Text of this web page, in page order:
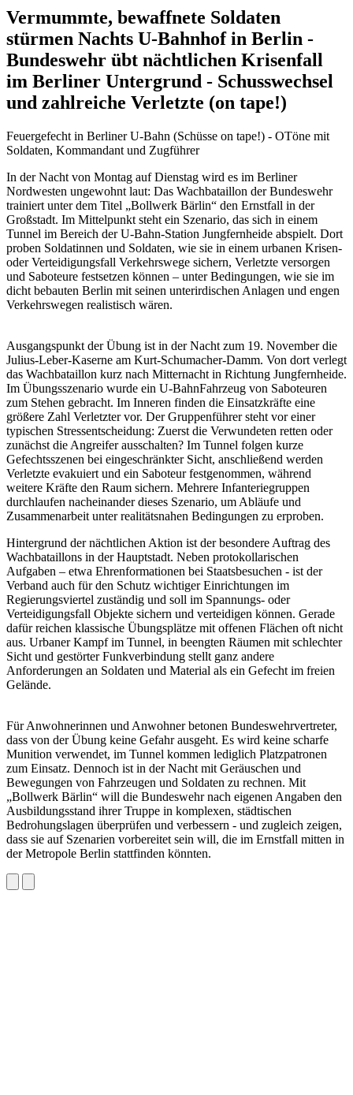
Vermummte, bewaffnete Soldaten
stürmen Nachts U-Bahnhof in Berlin -
Bundeswehr übt nächtlichen Krisenfall
im Berliner Untergrund - Schusswechsel
und zahlreiche Verletzte (on tape!)
Feuergefecht in Berliner U-Bahn (Schüsse on tape!) - OTöne mit
Soldaten, Kommandant und Zugführer
In der Nacht von Montag auf Dienstag wird es im Berliner
Nordwesten ungewohnt laut: Das Wachbataillon der Bundeswehr
trainiert unter dem Titel „Bollwerk Bärlin“ den Ernstfall in der
Großstadt. Im Mittelpunkt steht ein Szenario, das sich in einem
Tunnel im Bereich der U-Bahn-Station Jungfernheide abspielt. Dort
proben Soldatinnen und Soldaten, wie sie in einem urbanen Krisen-
oder Verteidigungsfall Verkehrswege sichern, Verletzte versorgen
und Saboteure festsetzen können – unter Bedingungen, wie sie im
dicht bebauten Berlin mit seinen unterirdischen Anlagen und engen
Verkehrswegen realistisch wären.
Ausgangspunkt der Übung ist in der Nacht zum 19. November die
Julius-Leber-Kaserne am Kurt-Schumacher-Damm. Von dort verlegt
das Wachbataillon kurz nach Mitternacht in Richtung Jungfernheide.
Im Übungsszenario wurde ein U-BahnFahrzeug von Saboteuren
zum Stehen gebracht. Im Inneren finden die Einsatzkräfte eine
größere Zahl Verletzter vor. Der Gruppenführer steht vor einer
typischen Stressentscheidung: Zuerst die Verwundeten retten oder
zunächst die Angreifer ausschalten? Im Tunnel folgen kurze
Gefechtsszenen bei eingeschränkter Sicht, anschließend werden
Verletzte evakuiert und ein Saboteur festgenommen, während
weitere Kräfte den Raum sichern. Mehrere Infanteriegruppen
durchlaufen nacheinander dieses Szenario, um Abläufe und
Zusammenarbeit unter realitätsnahen Bedingungen zu erproben.
Hintergrund der nächtlichen Aktion ist der besondere Auftrag des
Wachbataillons in der Hauptstadt. Neben protokollarischen
Aufgaben – etwa Ehrenformationen bei Staatsbesuchen - ist der
Verband auch für den Schutz wichtiger Einrichtungen im
Regierungsviertel zuständig und soll im Spannungs- oder
Verteidigungsfall Objekte sichern und verteidigen können. Gerade
dafür reichen klassische Übungsplätze mit offenen Flächen oft nicht
aus. Urbaner Kampf im Tunnel, in beengten Räumen mit schlechter
Sicht und gestörter Funkverbindung stellt ganz andere
Anforderungen an Soldaten und Material als ein Gefecht im freien
Gelände.
Für Anwohnerinnen und Anwohner betonen Bundeswehrvertreter,
dass von der Übung keine Gefahr ausgeht. Es wird keine scharfe
Munition verwendet, im Tunnel kommen lediglich Platzpatronen
zum Einsatz. Dennoch ist in der Nacht mit Geräuschen und
Bewegungen von Fahrzeugen und Soldaten zu rechnen. Mit
„Bollwerk Bärlin“ will die Bundeswehr nach eigenen Angaben den
Ausbildungsstand ihrer Truppe in komplexen, städtischen
Bedrohungslagen überprüfen und verbessern - und zugleich zeigen,
dass sie auf Szenarien vorbereitet sein will, die im Ernstfall mitten in
der Metropole Berlin stattfinden könnten.